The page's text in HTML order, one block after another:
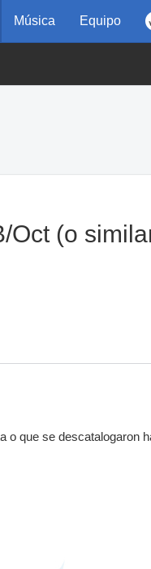
Música Equipo
Oct (o
o que se descatalogaron